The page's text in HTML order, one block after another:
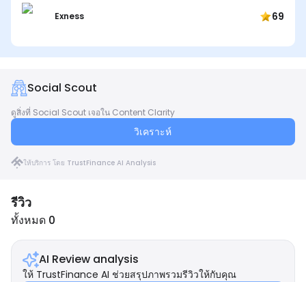
Exness 69
Social Scout
ดูสิ่งที่ Social Scout เจอใน Content Clarity
วิเคราะห์
ให้บริการ โดย TrustFinance AI Analysis
รีวิว
ทั้งหมด 0
AI Review analysis
ให้ TrustFinance AI ช่วยสรุปภาพรวมรีวิวให้กับคุณ